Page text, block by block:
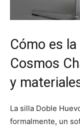
Cómo es
Cosmos
y
La silla Doble
formalmente, un